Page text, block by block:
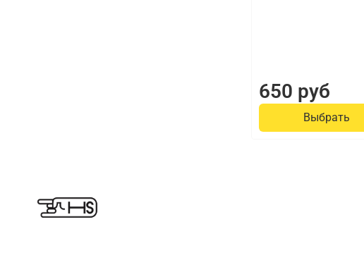
650 руб
Выбрать